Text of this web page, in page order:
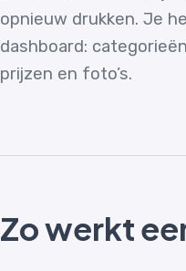
opnieuw drukken. Je
dashboard:
prijzen en foto’s.
Zo werkt